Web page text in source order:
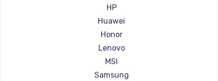
Ремонт ноутбуков Aorus
Ремонт ноутбуков Maibenben
Ремонт ноутбуков Getac
Ремонт ноутбуков Epson
Ремонт ноутбуков Philips
Ремонт ноутбуков LG
HP
Huawei
Honor
Lenovo
MSI
Samsung